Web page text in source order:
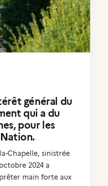
général du
qui a du
pour les
Chapelle, sinistrée
2024 a
main forte aux